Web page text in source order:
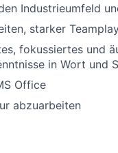
Industrieumfeld
starker
fokussiertes und
in Wort und
Office
abzuarbeiten